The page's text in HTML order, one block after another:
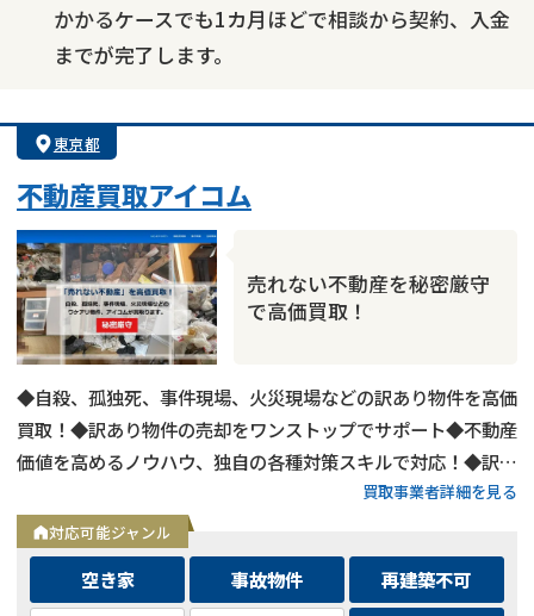
かかるケースでも1カ月ほどで相談から契約、入金
までが完了します。
東京都
不動産買取アイコム
売れない不動産を秘密厳守
で高価買取！
◆自殺、孤独死、事件現場、火災現場などの訳あり物件を高価
買取！◆訳あり物件の売却をワンストップでサポート◆不動産
価値を高めるノウハウ、独自の各種対策スキルで対応！◆訳あ
買取事業者詳細を見る
対応可能ジャンル
空き家 事故物件 再建築不可